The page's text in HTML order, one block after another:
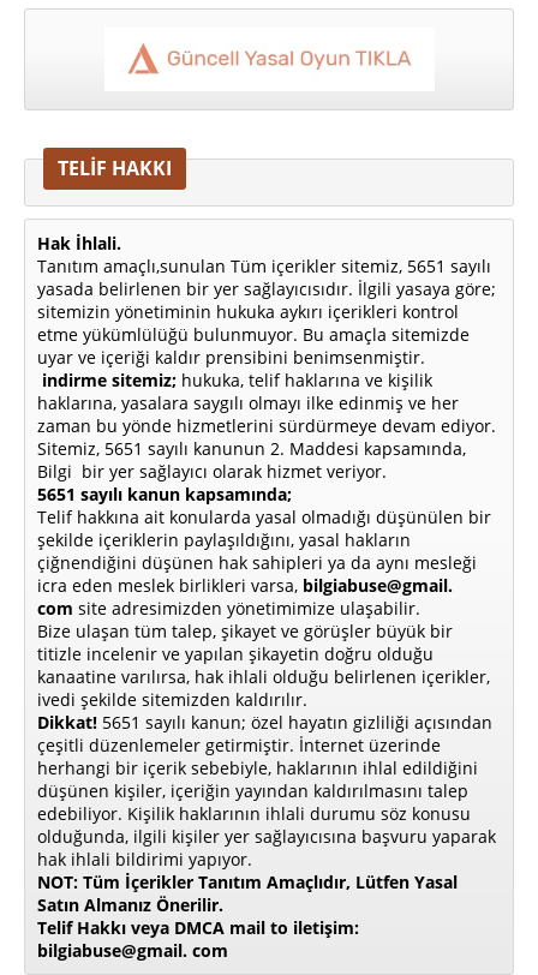
TELİF HAKKI
Hak İhlali.
Tanıtım amaçlı,sunulan Tüm içerikler sitemiz, 5651 sayılı
yasada belirlenen bir yer sağlayıcısıdır. İlgili yasaya göre;
sitemizin yönetiminin hukuka aykırı içerikleri kontrol
etme yükümlülüğü bulunmuyor. Bu amaçla sitemizde
uyar ve içeriği kaldır prensibini benimsenmiştir.
indirme sitemiz; hukuka, telif haklarına ve kişilik
haklarına, yasalara saygılı olmayı ilke edinmiş ve her
zaman bu yönde hizmetlerini sürdürmeye devam ediyor.
Sitemiz, 5651 sayılı kanunun 2. Maddesi kapsamında,
Bilgi bir yer sağlayıcı olarak hizmet veriyor.
5651 sayılı kanun kapsamında;
Telif hakkına ait konularda yasal olmadığı düşünülen bir
şekilde içeriklerin paylaşıldığını, yasal hakların
çiğnendiğini düşünen hak sahipleri ya da aynı mesleği
icra eden meslek birlikleri varsa, bilgiabuse@gmail.
com site adresimizden yönetimimize ulaşabilir.
Bize ulaşan tüm talep, şikayet ve görüşler büyük bir
titizle incelenir ve yapılan şikayetin doğru olduğu
kanaatine varılırsa, hak ihlali olduğu belirlenen içerikler,
ivedi şekilde sitemizden kaldırılır.
Dikkat! 5651 sayılı kanun; özel hayatın gizliliği açısından
çeşitli düzenlemeler getirmiştir. İnternet üzerinde
herhangi bir içerik sebebiyle, haklarının ihlal edildiğini
düşünen kişiler, içeriğin yayından kaldırılmasını talep
edebiliyor. Kişilik haklarının ihlali durumu söz konusu
olduğunda, ilgili kişiler yer sağlayıcısına başvuru yaparak
hak ihlali bildirimi yapıyor.
NOT: Tüm İçerikler Tanıtım Amaçlıdır, Lütfen Yasal
Satın Almanız Önerilir.
Telif Hakkı veya DMCA mail to iletişim:
bilgiabuse@gmail. com